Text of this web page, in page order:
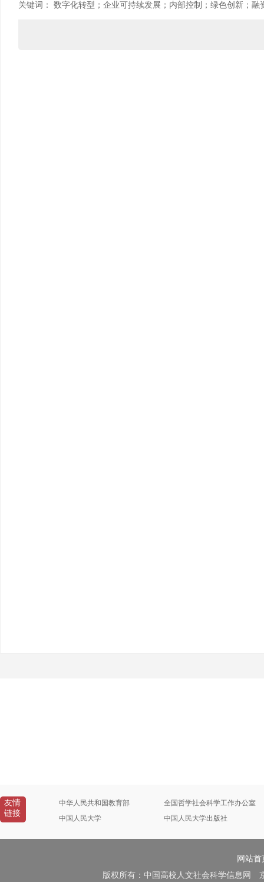
关键词： 数字化转型；企业可持续发展；内部控制；绿色创新；融
友情
链接
中华人民共和国教育部
全国哲学社会科学工作办公室
中国人民大学
中国人民大学出版社
网站首
版权所有：中国高校人文社会科学信息网